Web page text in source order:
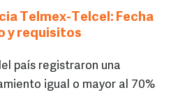
Telmex-Telcel: Fecha
y requisitos
país registraron una
igual o mayor al 70%